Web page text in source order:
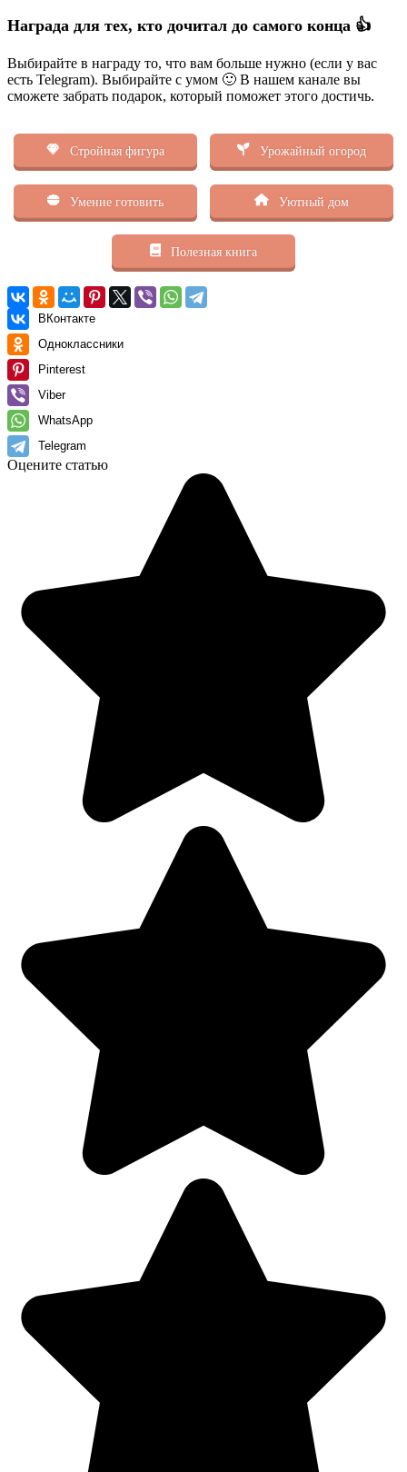
Награда для тех, кто дочитал до самого конца 👍
Выбирайте в награду то, что вам больше нужно (если у вас
есть Telegram). Выбирайте с умом 🙂 В нашем канале вы
сможете забрать подарок, который поможет этого достичь.
Стройная фигура Урожайный огород
Умение готовить Уютный дом
Полезная книга
ВКонтакте
Одноклассники
Pinterest
Viber
WhatsApp
Telegram
Оцените статью